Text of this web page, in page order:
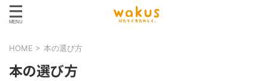
HOME > 本の選び方
本の選び方